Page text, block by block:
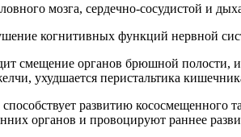
мозга, сердечно-сосудистой и
когнитивных функций нервной
смещение органов брюшной
ухудшается перистальтика
развитию
органов и провоцируют раннее